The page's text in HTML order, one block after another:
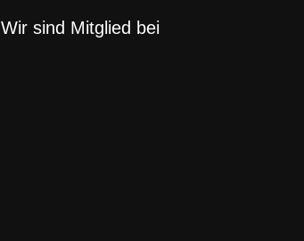
Wir sind Mitglied bei